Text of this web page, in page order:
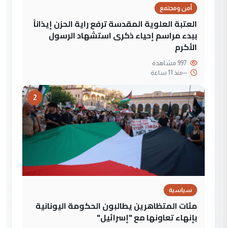
أمن ومجتمع
العتبة العلوية المقدسة ترفع راية الحزن إيذاناً
ببدء مراسم إحياء ذكرى استشهاد الرسول
الأكرم
--منذ 11 ساعة
2
سياسية
مئات المتظاهرين يطالبون الحكومة اليونانية
بإنهاء تعاونها مع "إسرائيل"